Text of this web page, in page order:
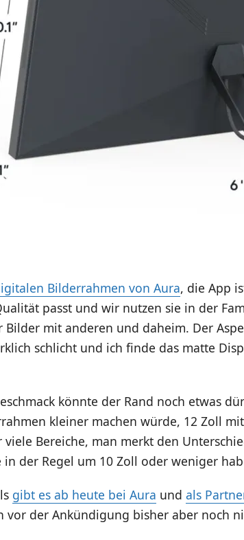
Bilderrahmen von Aura, die App
passt und wir nutzen sie in der
Bilder mit anderen und daheim. Der
schlicht und ich finde das matte
könnte der Rand noch etwas
kleiner machen würde, 12 Zoll
Bereiche, man merkt den
der Regel um 10 Zoll oder weniger
gibt es ab heute bei Aura und als
vor der Ankündigung bisher aber noch